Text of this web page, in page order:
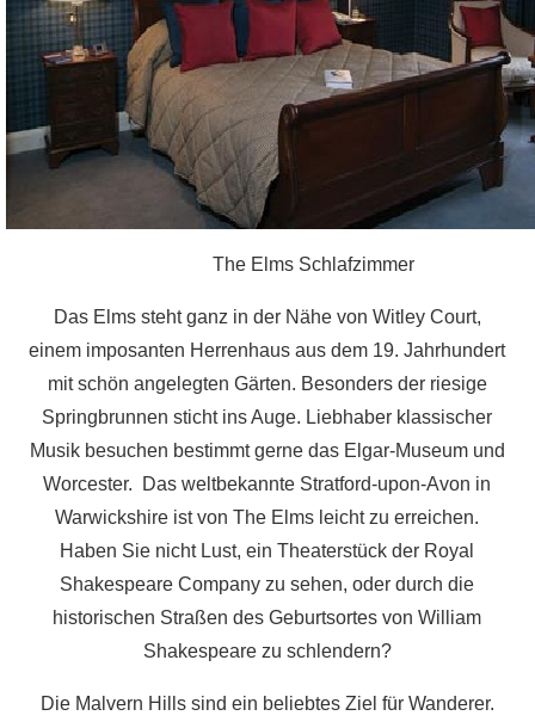
The Elms Schlafzimmer
Das Elms steht ganz in der Nähe von Witley Court,
einem imposanten Herrenhaus aus dem 19. Jahrhundert
mit schön angelegten Gärten. Besonders der riesige
Springbrunnen sticht ins Auge. Liebhaber klassischer
Musik besuchen bestimmt gerne das Elgar-Museum und
Worcester. Das weltbekannte Stratford-upon-Avon in
Warwickshire ist von The Elms leicht zu erreichen.
Haben Sie nicht Lust, ein Theaterstück der Royal
Shakespeare Company zu sehen, oder durch die
historischen Straßen des Geburtsortes von William
Shakespeare zu schlendern?
Die Malvern Hills sind ein beliebtes Ziel für Wanderer.